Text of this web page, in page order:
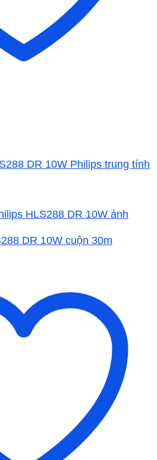
DR 10W Philips trung tính